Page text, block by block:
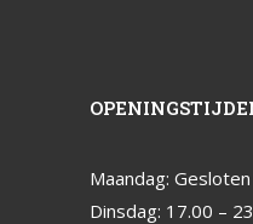
Maandag: Gesloten
Dinsdag: 17.00 –